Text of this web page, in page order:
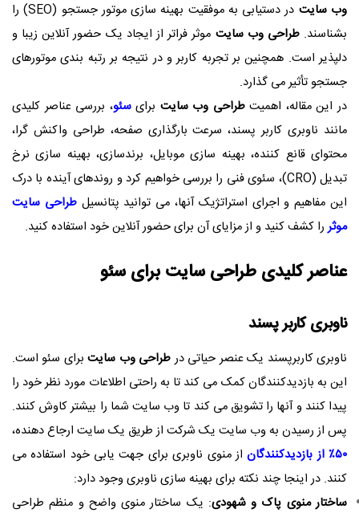
وب سایت
در دستیابی به موفقیت بهینه سازی موتور جستجو (SEO) را
بشناسند.طراحی وب سایت موثر فراتر از ایجاد یک حضور آنلاین زیبا و
دلپذیر است. همچنین بر تجربه کاربر و در نتیجه بر رتبه بندی موتورهای
جستجو تأثیر می گذارد.
در این مقاله، اهمیتطراحی وب سایت برایسئو، بررسی عناصر کلیدی
مانند ناوبری کاربر پسند، سرعت بارگذاری صفحه، طراحی واکنش گرا،
محتوای قانع کننده، بهینه سازی موبایل، برندسازی، بهینه سازی نرخ
تبدیل (CRO)، سئوی فنی را بررسی خواهیم کرد و روندهای آینده با درک
این مفاهیم و اجرای استراتژیک آنها، می توانید پتانسیلطراحی سایت
موثررا کشف کنید و از مزایای آن برای حضور آنلاین خود استفاده کنید.
عناصر کلیدی طراحی سایتبرای سئو
ناوبری کاربر پسند
ناوبری کاربرپسند یک عنصر حیاتی درطراحی وب سایتبرای سئو است.
این به بازدیدکنندگان کمک می کند تا به راحتی اطلاعات مورد نظر خود را
پیدا کنند و آنها را تشویق می کند تا وب سایت شما را بیشتر کاوش کنند.
پس از رسیدن به وب سایت یک شرکت از طریق یک سایت ارجاع دهنده،
۵۰٪ از بازدیدکنندگان
از منوی ناوبری برای جهت یابی خود استفاده می
کنند. در اینجا چند نکته برای بهینه سازی ناوبری وجود دارد:
ساختار منوی پاک و شهودی: یک ساختار منوی واضح و منظم طراحی